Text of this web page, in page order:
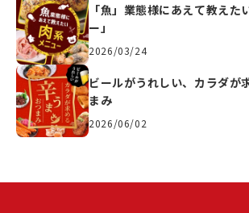
「魚」業態様にあえて教えた
ー」
2026/03/24
ビールがうれしい、カラダが
まみ
2026/06/02